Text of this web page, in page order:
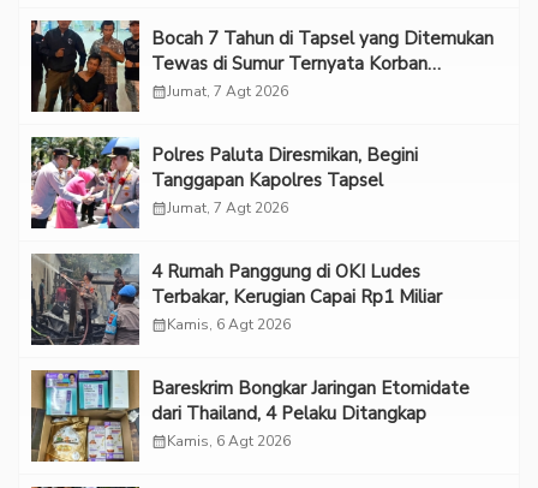
Bocah 7 Tahun di Tapsel yang Ditemukan
Tewas di Sumur Ternyata Korban
Kekerasan Seksual
calendar_monthJumat, 7 Agt 2026
Polres Paluta Diresmikan, Begini
Tanggapan Kapolres Tapsel
calendar_monthJumat, 7 Agt 2026
‎4 Rumah Panggung di OKI Ludes
Terbakar, Kerugian Capai Rp1 Miliar
calendar_monthKamis, 6 Agt 2026
Bareskrim Bongkar Jaringan Etomidate
dari Thailand, 4 Pelaku Ditangkap
calendar_monthKamis, 6 Agt 2026